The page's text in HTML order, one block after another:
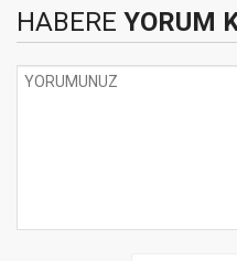
HABERE YORUM